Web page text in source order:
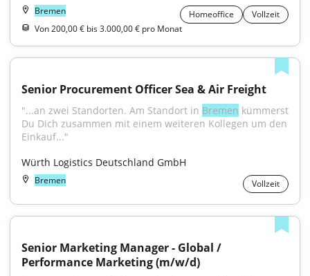
Bremen Homeoffice
Vollzeit
Von 200,00 € bis 3.000,00 € pro Monat
Senior Procurement Officer Sea & Air Freight
"...an zwei Standorten. Am Standort in Bremen kümmerst
Du Dich zusammen mit einem weiteren Kollegen um den
Einkauf..."
Würth Logistics Deutschland GmbH
Bremen Vollzeit
Senior Marketing Manager - Global /
Performance Marketing (m/w/d)